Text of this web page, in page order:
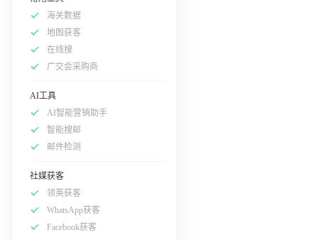
海关数据
地图获客
在线搜
广交会采购商
AI工具
AI智能营销助手
智能搜邮
邮件检测
社媒获客
领英获客
WhatsApp获客
Facebook获客